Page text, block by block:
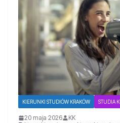
KIERUNKI STUDIÓW KRAKÓW STUDIA
20 maja 2026
KK